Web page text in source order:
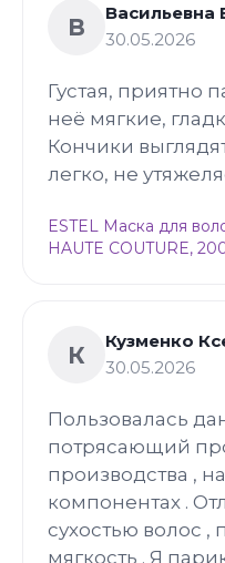
В
Васильевна
30.05.2026
Густая, приятно
неё мягкие,
Кончики
легко, не
ESTEL Маска для
HAUTE COUTURE,
К
Кузменко
30.05.2026
Пользовалась
потрясающий
производства ,
компонентах .
сухостью волос ,
мягкость . Я